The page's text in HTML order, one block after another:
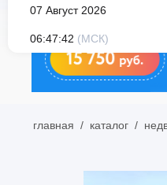
07 Август 2026
06:47:42 (МСК)
главная / каталог /